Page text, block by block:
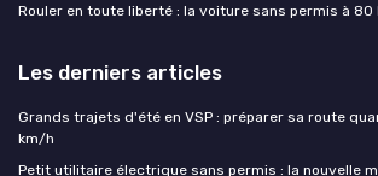
Rouler en toute liberté : la voiture sans permis à 80
Les derniers articles
Grands trajets d'été en VSP : préparer sa route
km/h
Petit utilitaire électrique sans permis : la nouvelle